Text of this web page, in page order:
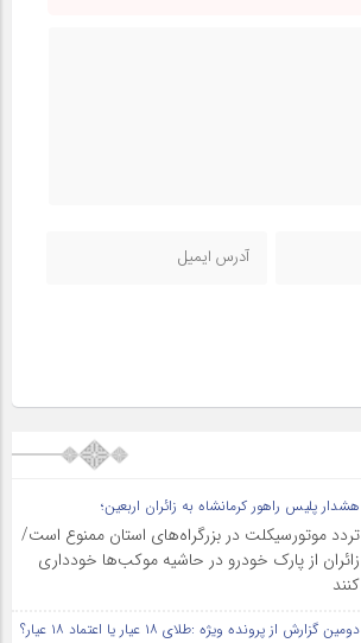
هشدار پلیس راهور کرمانشاه به زائران اربعین؛
تردد موتورسیکلت در بزرگراه‌های استان ممنوع است/
زائران از پارک خودرو در حاشیه موکب‌ها خودداری
کنند
دومین گزارش از پرونده ویژه :طلای ۱۸ عیار یا اعتماد ۱۸ عیار؟